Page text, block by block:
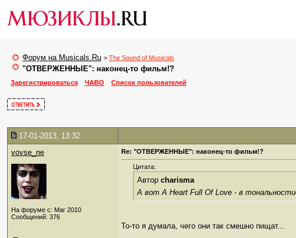
Форум на Musicals.Ru > The Sound of Musicals
"ОТВЕРЖЕННЫЕ": наконец-то фильм!?
Зарегистрироваться
ЧАВО Список пользователей
17-01-2013, 13:32
vovse_ne
На форуме с: Mar 2010
Сообщений: 376
Re: "ОТВЕРЖЕННЫЕ": наконец-то фильм!?
Цитата:
Автор charisma
А вот A Heart Full Of Love - в тональности
То-то я думала, чего они так смешно пищат...